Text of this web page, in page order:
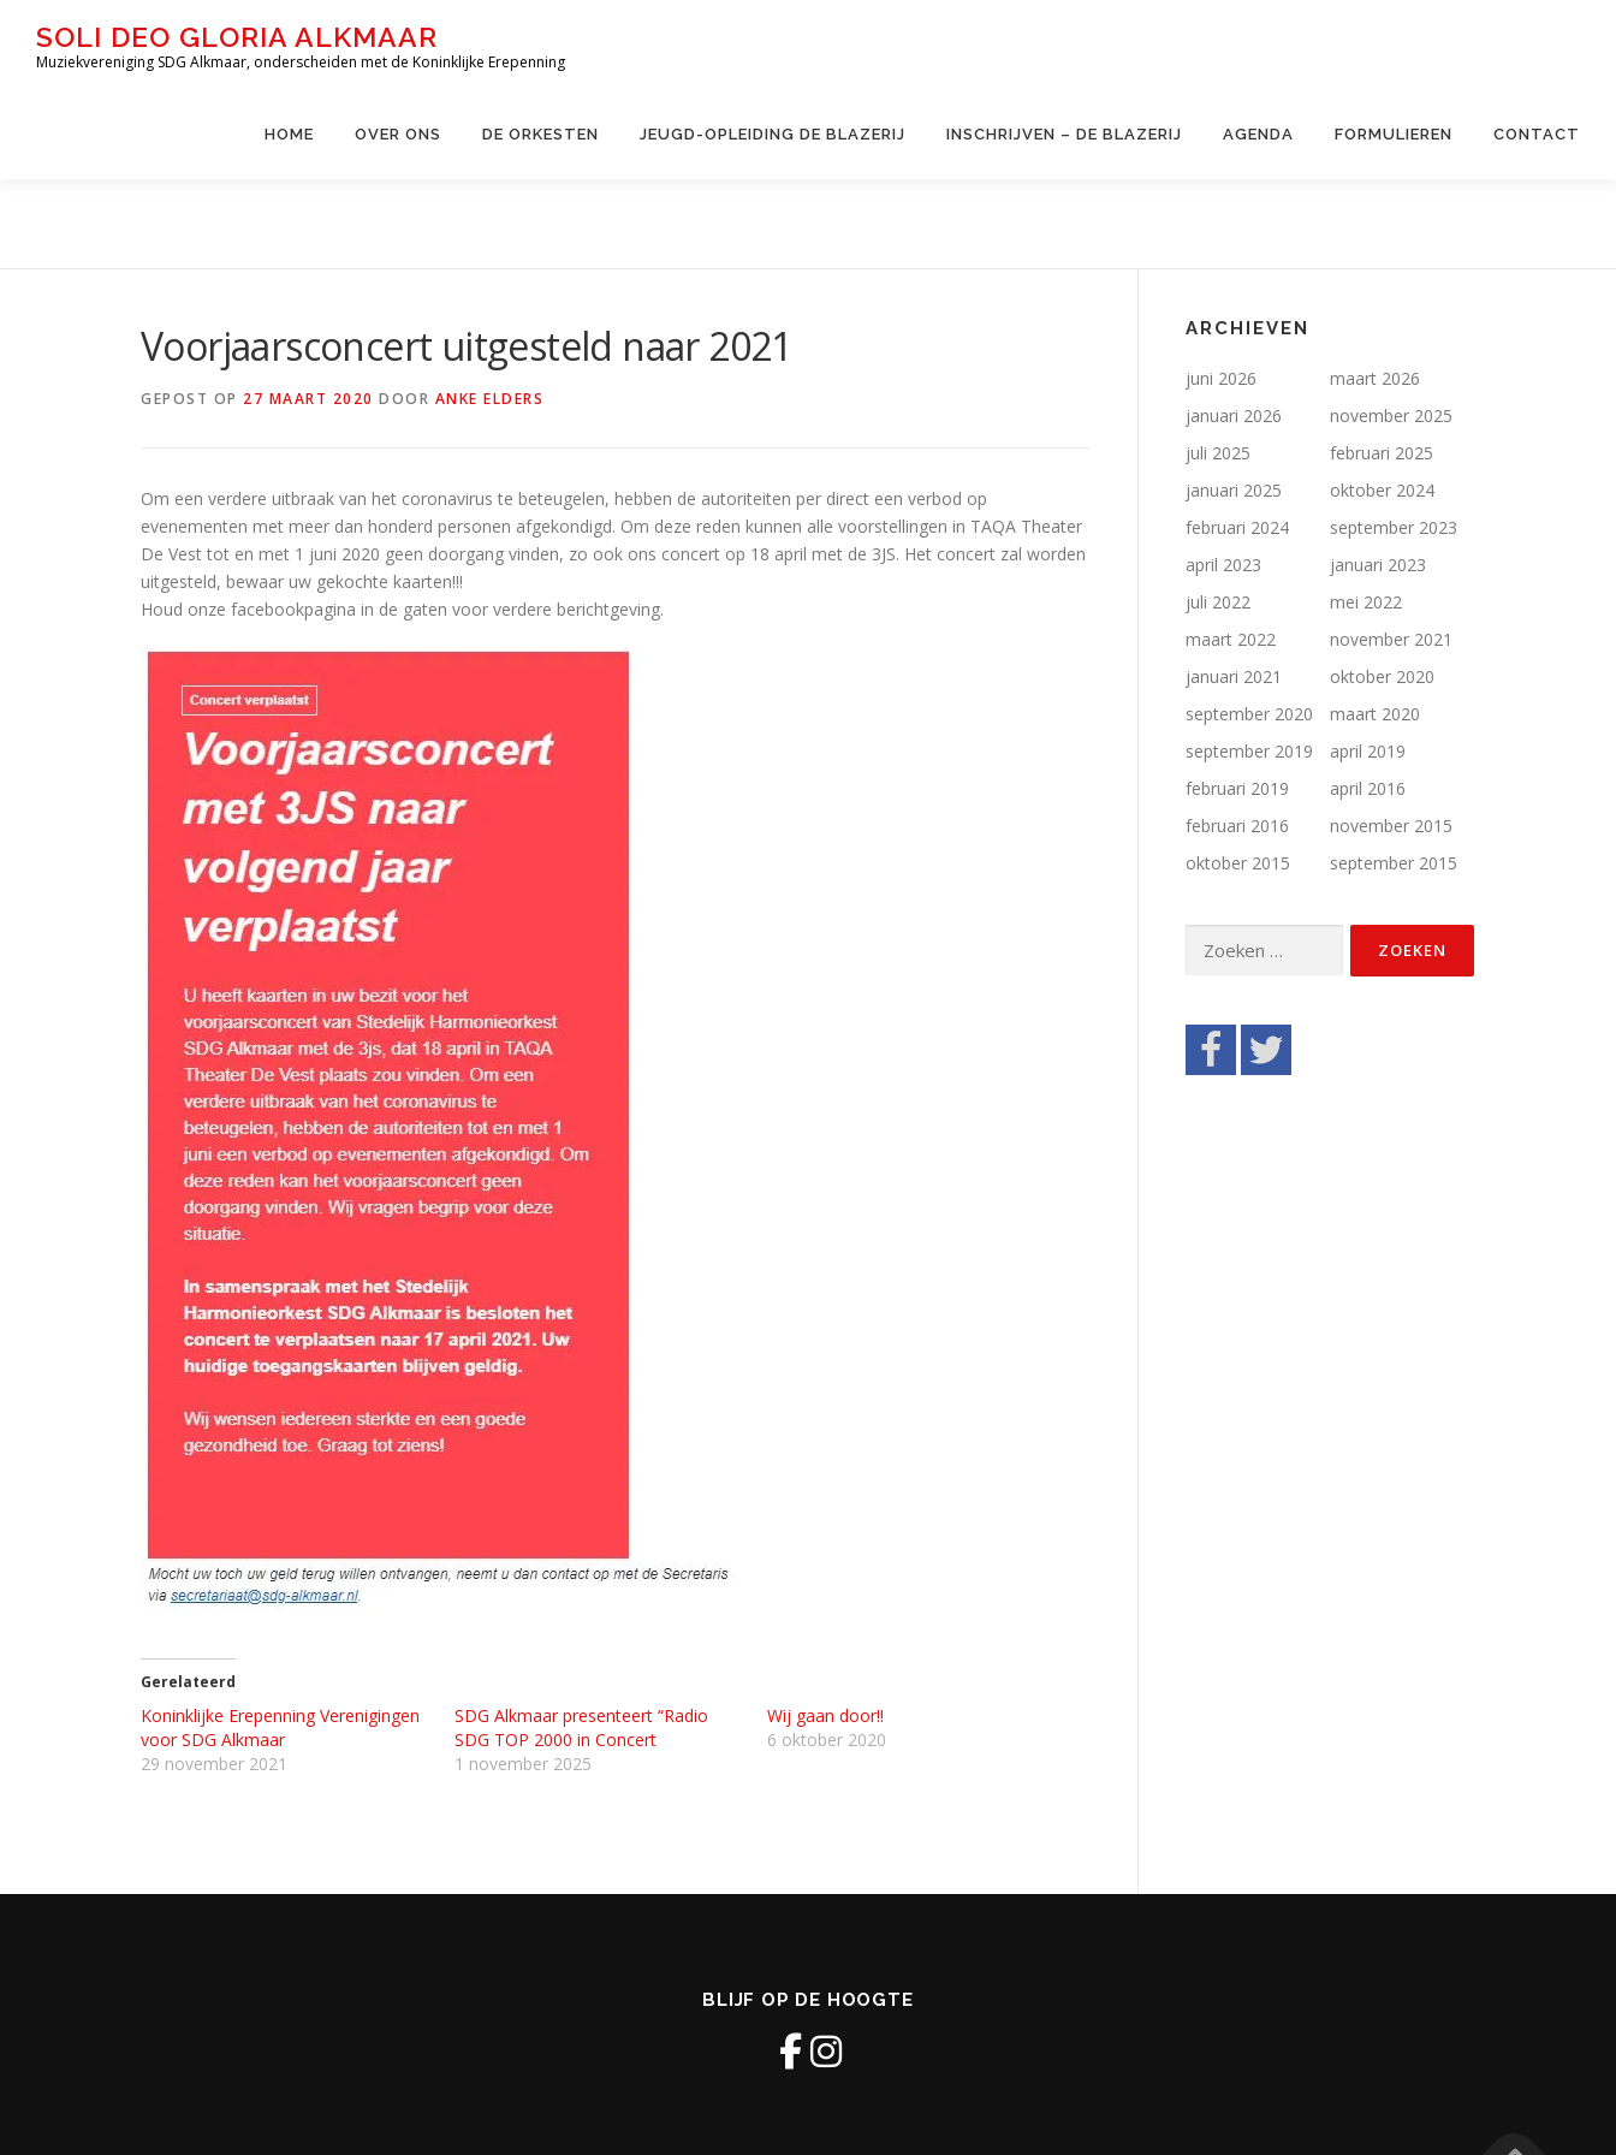
SOLI DEO GLORIA ALKMAAR
Muziekvereniging SDG Alkmaar, onderscheiden met de Koninklijke Erepenning
HOME OVER ONS DE ORKESTEN JEUGD-OPLEIDING DE BLAZERIJ INSCHRIJVEN – DE BLAZERIJ AGENDA FORMULIEREN CONTACT
Voorjaarsconcert uitgesteld naar 2021
GEPOST OP 27 MAART 2020 DOOR ANKE ELDERS
Om een verdere uitbraak van het coronavirus te beteugelen, hebben de autoriteiten per direct een verbod op
evenementen met meer dan honderd personen afgekondigd. Om deze reden kunnen alle voorstellingen in TAQA Theater
De Vest tot en met 1 juni 2020 geen doorgang vinden, zo ook ons concert op 18 april met de 3JS. Het concert zal worden
uitgesteld, bewaar uw gekochte kaarten!!!
Houd onze facebookpagina in de gaten voor verdere berichtgeving.
Gerelateerd
Koninklijke Erepenning Verenigingen
voor SDG Alkmaar
29 november 2021
SDG Alkmaar presenteert “Radio
SDG TOP 2000 in Concert
1 november 2025
Wij gaan door!!
6 oktober 2020
ARCHIEVEN
juni 2026
maart 2026
januari 2026
november 2025
juli 2025
februari 2025
januari 2025
oktober 2024
februari 2024
september 2023
april 2023
januari 2023
juli 2022
mei 2022
maart 2022
november 2021
januari 2021
oktober 2020
september 2020
maart 2020
september 2019
april 2019
februari 2019
april 2016
februari 2016
november 2015
oktober 2015
september 2015
naar:
BLIJF OP DE HOOGTE